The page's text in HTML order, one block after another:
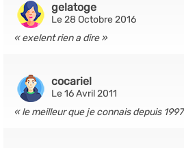
gelatoge
Le 28 Octobre 2016
exelent rien a dire
cocariel
Le 16 Avril 2011
le meilleur que je connais depuis 1997